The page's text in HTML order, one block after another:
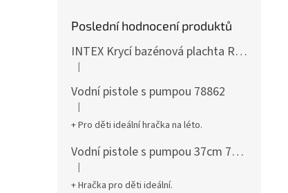
Poslední hodnocení produktů
INTEX Krycí bazénová plachta Round 305cm 28030
Hodnocení produktu je 5 z 5 hvězdiček.
|
Vodní pistole s pumpou 78862
Hodnocení produktu je 5 z 5 hvězdiček.
|
+ Pro děti ideální hračka na léto.
Vodní pistole s pumpou 37cm 78961
Hodnocení produktu je 5 z 5 hvězdiček.
|
+ Hračka pro děti ideální.